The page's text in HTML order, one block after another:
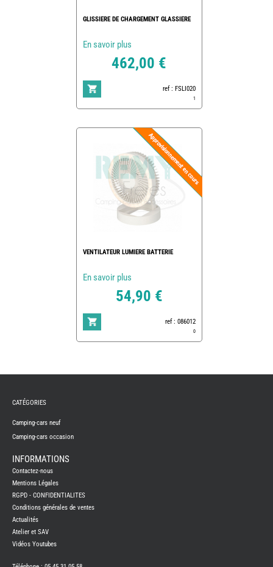
GLISSIERE DE CHARGEMENT GLASSIERE
En savoir plus
462,00 €
ref : FSLI020
1
VENTILATEUR LUMIERE BATTERIE
En savoir plus
54,90 €
ref : 086012
0
CAMPING-
NEUFS
CAMPING-
CAMPING-
BENIMAR
CAMPING-
CARADO
CAMPING-
ITINEO
CATÉGORIES
Camping-cars neuf
Camping-cars occasion
INFORMATIONS
Contactez-nous
Mentions Légales
RGPD - CONFIDENTIALITES
Conditions générales de ventes
Actualités
Atelier et SAV
Vidéos Youtubes